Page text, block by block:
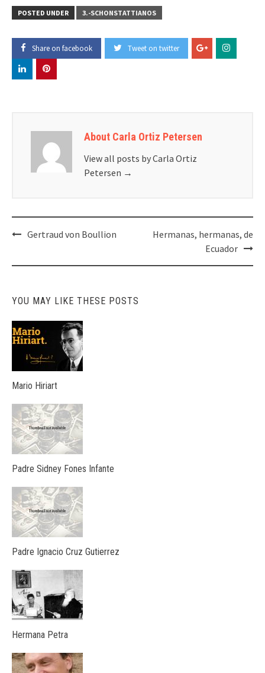
POSTED UNDER 3.-SCHONSTATTIANOS
Share on facebook Tweet on twitter
About Carla Ortiz Petersen
View all posts by Carla Ortiz
Petersen →
PostGertraud von Boullion
Hermanas, hermanas, de
Ecuador
YOU MAY LIKE THESE POSTS
Mario Hiriart
Padre Sidney Fones Infante
Padre Ignacio Cruz Gutierrez
Hermana Petra